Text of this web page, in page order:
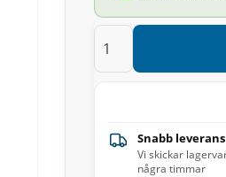
Snabb leverans
Vi skickar
några timmar